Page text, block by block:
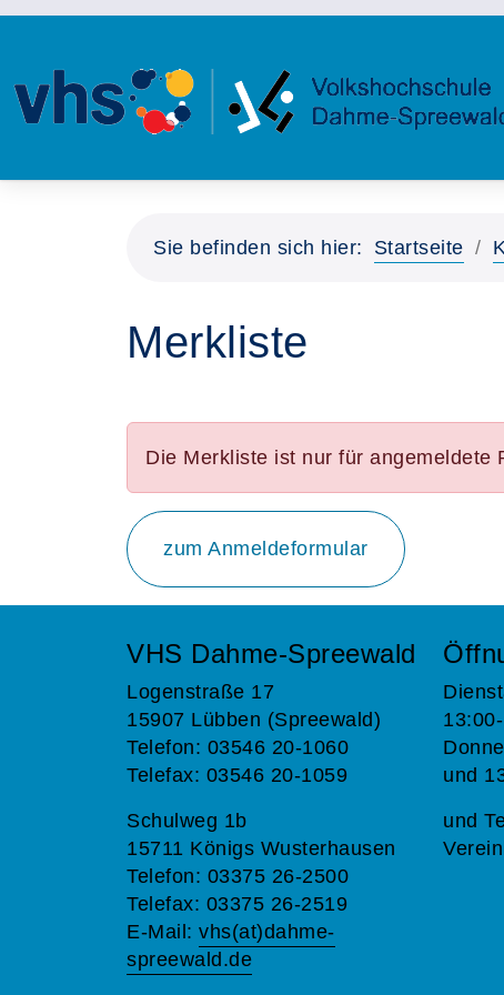
Sie befinden sich hier: Startseite
Merkliste
Die Merkliste ist nur für angemeldete
zum Anmeldeformular
VHS Dahme-Spreewald
Logenstraße 17
15907 Lübben (Spreewald)
Telefon: 03546 20-1060
Telefax: 03546 20-1059
Schulweg 1b
15711 Königs Wusterhausen
Telefon: 03375 26-2500
Telefax: 03375 26-2519
E-Mail: vhs(at)dahme-
spreewald.de
und
und